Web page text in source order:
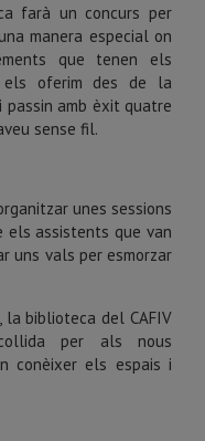
farà un concurs per
manera especial on
que tenen els
els oferim des de la
amb èxit quatre
sense fil.
unes sessions
assistents que van
uns vals per esmorzar
biblioteca del CAFIV
per als nous
conèixer els espais i